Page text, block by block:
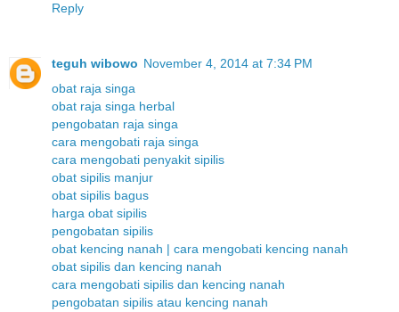
Reply
teguh wibowo November 4, 2014 at 7:34 PM
obat raja singa
obat raja singa herbal
pengobatan raja singa
cara mengobati raja singa
cara mengobati penyakit sipilis
obat sipilis manjur
obat sipilis bagus
harga obat sipilis
pengobatan sipilis
obat kencing nanah | cara mengobati kencing nanah
obat sipilis dan kencing nanah
cara mengobati sipilis dan kencing nanah
pengobatan sipilis atau kencing nanah